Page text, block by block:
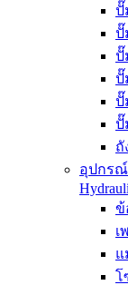
ปั๊
ปั๊
ปั๊
ปั๊
ปั๊
ปั๊
ถั
อุปกรณ์
ข้
เ
แ
โ